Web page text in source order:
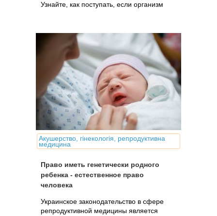
Узнайте, как поступать, если организм
влиянию негативных факторов:
лекарства, рентген и др.
Акушерство, гінекологія, репродуктивна
медицина
Право иметь генетически родного
ребенка - естественное право
человека
Украинское законодательство в сфере
репродуктивной медицины является